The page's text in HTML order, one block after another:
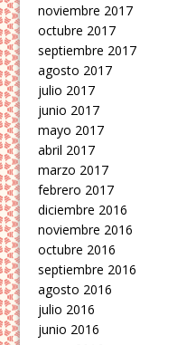
noviembre 2017
octubre 2017
septiembre 2017
agosto 2017
julio 2017
junio 2017
mayo 2017
abril 2017
marzo 2017
febrero 2017
diciembre 2016
noviembre 2016
octubre 2016
septiembre 2016
agosto 2016
julio 2016
junio 2016